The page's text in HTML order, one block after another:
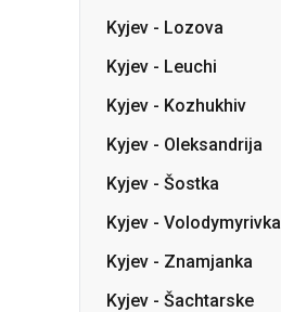
Kyjev - Lozova
Kyjev - Leuchi
Kyjev - Kozhukhiv
Kyjev - Oleksandrija
Kyjev - Šostka
Kyjev - Volodymyrivka
Kyjev - Znamjanka
Kyjev - Šachtarske